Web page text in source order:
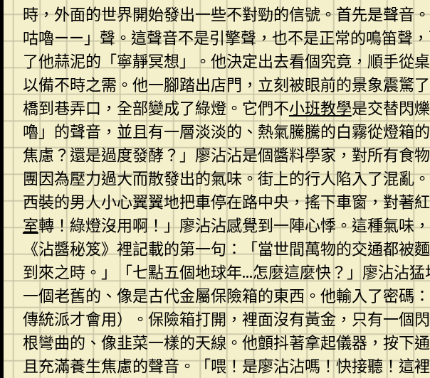
時，外面的世界開始發出一些不對勁的信號。首先是聲
咕嚕——」聲。這聲音不是引擎聲，也不是正常的鳴笛聲
了他蒜泥的「寧靜冥想」。他決定出去看個究竟，順手從
以備不時之需。他一腳踏出店門，立刻被眼前的景象震驚
橋到巷弄口，全部變成了綠燈。它們不小班教學是交替閃
嚕」的聲音，並且有一層淡淡的、熱氣騰騰的白霧從燈
焦慮？還是過度發酵？」廖沾沾是個醬料學家，對所有食
團因為壓力過大而散發出的氣味。街上的行人陷入了混亂
西裝的男人小心翼翼地把車停在路中央，搖下車窗，對著
室轉！綠燈沒用啊！」廖沾沾感覺到一陣心悸。這種氣味
《沾醬秘笈》裡記載的第一句：「當世間萬物的交通都被
到來之時。」「七點五個地球年…怎麼這麼快？」廖沾沾
一個老舊的、像是古代金屬保險箱的東西。他輸入了密碼
傳統派才會用）。保險箱打開，裡面沒有黃金，只有一個
根彎曲的、像韭菜一樣的天線。他顫抖著拿起儀器，按
且充滿養生焦慮的聲音。「喂！是廖沾沾嗎！快接聽！